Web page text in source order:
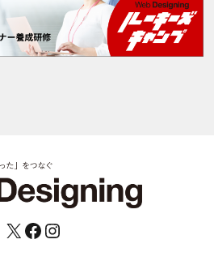
X Facebook Instagram